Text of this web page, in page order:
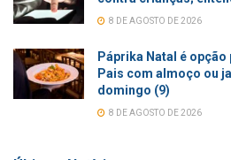
8 DE AGOSTO DE 2026
Páprika Natal é
Pais com almoço ou
domingo (9)
8 DE AGOSTO DE 2026